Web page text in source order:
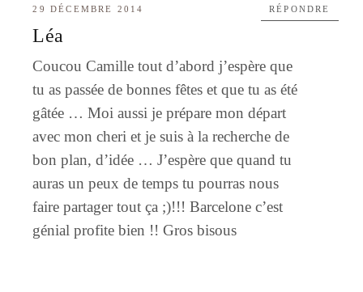
29 DÉCEMBRE 2014
Léa
Coucou Camille tout d’abord j’espère que
tu as passée de bonnes fêtes et que tu as été
gâtée … Moi aussi je prépare mon départ
avec mon cheri et je suis à la recherche de
bon plan, d’idée … J’espère que quand tu
auras un peux de temps tu pourras nous
faire partager tout ça ;)!!! Barcelone c’est
génial profite bien !! Gros bisous
RÉPONDRE